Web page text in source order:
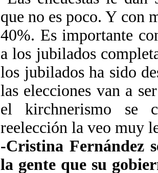
que no es poco. Y con
40%. Es importante
a los jubilados
los jubilados ha sido
las elecciones van a
el kirchnerismo se
reelección la veo muy
-Cristina Fernández
la gente que su